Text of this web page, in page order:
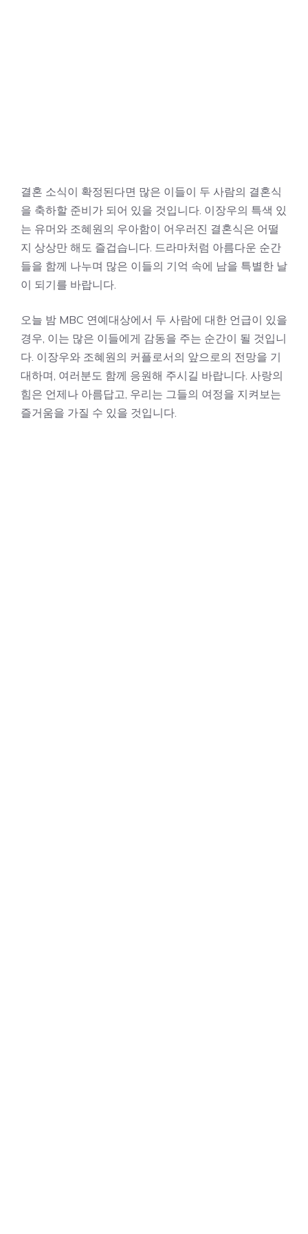
결혼 소식이 확정된다면 많은 이들이 두 사람의 결혼식
을 축하할 준비가 되어 있을 것입니다. 이장우의 특색 있
는 유머와 조혜원의 우아함이 어우러진 결혼식은 어떨
지 상상만 해도 즐겁습니다. 드라마처럼 아름다운 순간
들을 함께 나누며 많은 이들의 기억 속에 남을 특별한 날
이 되기를 바랍니다.
오늘 밤 MBC 연예대상에서 두 사람에 대한 언급이 있을
경우, 이는 많은 이들에게 감동을 주는 순간이 될 것입니
다. 이장우와 조혜원의 커플로서의 앞으로의 전망을 기
대하며, 여러분도 함께 응원해 주시길 바랍니다. 사랑의
힘은 언제나 아름답고, 우리는 그들의 여정을 지켜보는
즐거움을 가질 수 있을 것입니다.